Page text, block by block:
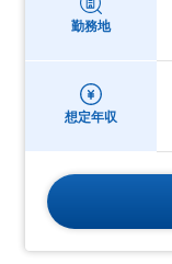
勤務地
想定年収